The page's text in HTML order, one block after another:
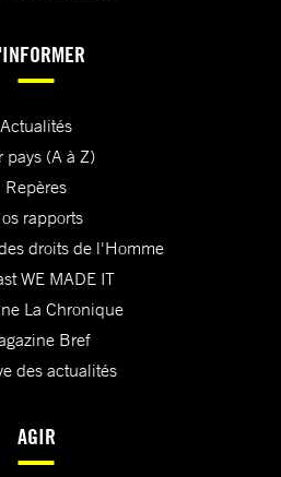
Actualités
pays (A à Z)
Repères
rapports
droits de l'Homme
WE MADE IT
La Chronique
Bref
des actualités
AGIR